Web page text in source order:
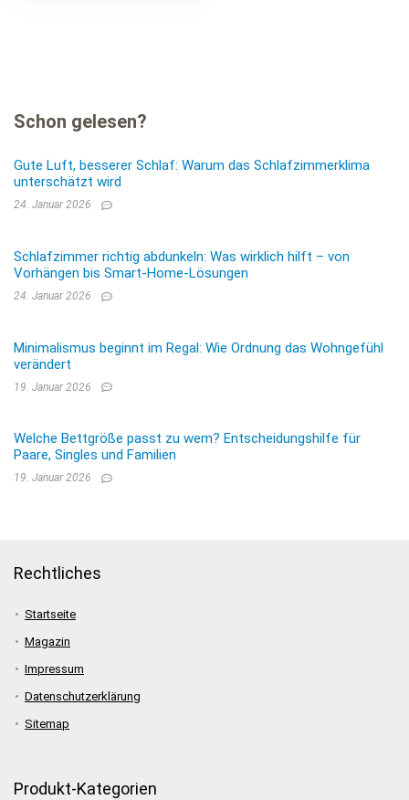
Schon gelesen?
Gute Luft, besserer Schlaf: Warum das Schlafzimmerklima
unterschätzt wird
24. Januar 2026
Schlafzimmer richtig abdunkeln: Was wirklich hilft – von
Vorhängen bis Smart-Home-Lösungen
24. Januar 2026
Minimalismus beginnt im Regal: Wie Ordnung das Wohngefühl
verändert
19. Januar 2026
Welche Bettgröße passt zu wem? Entscheidungshilfe für
Paare, Singles und Familien
19. Januar 2026
Rechtliches
Startseite
Magazin
Impressum
Datenschutzerklärung
Sitemap
Produkt-Kategorien